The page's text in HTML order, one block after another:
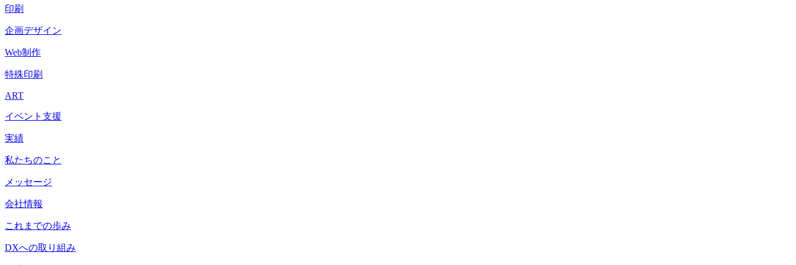
印刷
企画デザイン
Web制作
特殊印刷
ART
イベント支援
実績
私たちのこと
メッセージ
会社情報
これまでの歩み
DXへの取り組み